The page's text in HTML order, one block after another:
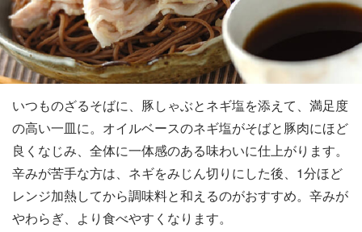
いつものざるそばに、豚しゃぶとネギ塩を添えて、満足度
の高い一皿に。オイルベースのネギ塩がそばと豚肉にほど
良くなじみ、全体に一体感のある味わいに仕上がります。
辛みが苦手な方は、ネギをみじん切りにした後、1分ほど
レンジ加熱してから調味料と和えるのがおすすめ。辛みが
やわらぎ、より食べやすくなります。